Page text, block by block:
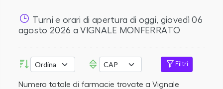
Turni e orari di apertura di oggi, giovedì 06
agosto 2026 a VIGNALE MONFERRATO
Filtri
Numero totale di farmacie trovate a Vignale